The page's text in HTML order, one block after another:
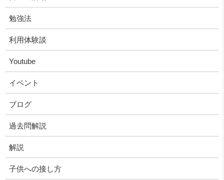
勉強法
利用体験談
Youtube
イベント
ブログ
過去問解説
解説
子供への接し方